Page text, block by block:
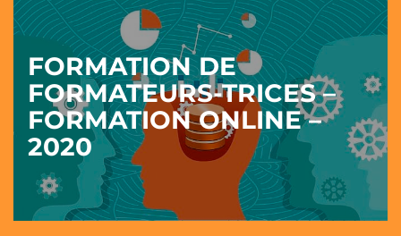
FORMATION DE
FORMATEURS-TRICES –
FORMATION ONLINE –
2020